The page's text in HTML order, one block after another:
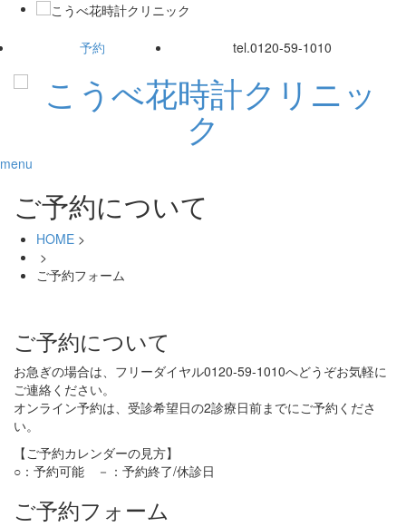
予約 tel.0120-59-1010
menu
ご予約について
HOME >
>
ご予約フォーム
ご予約について
お急ぎの場合は、フリーダイヤル0120-59-1010へどうぞお気軽に
ご連絡ください。
オンライン予約は、受診希望日の2診療日前までにご予約くださ
い。
【ご予約カレンダーの見方】
○：予約可能 －：予約終了/休診日
ご予約フォーム